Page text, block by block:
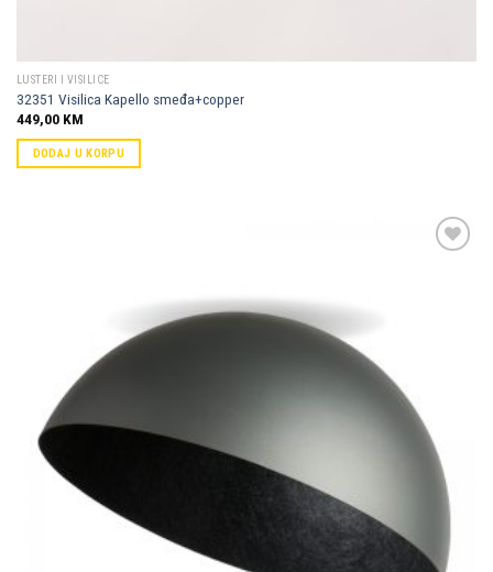
LUSTERI I VISILICE
32351 Visilica Kapello smeđa+copper
449,00 KM
DODAJ U KORPU